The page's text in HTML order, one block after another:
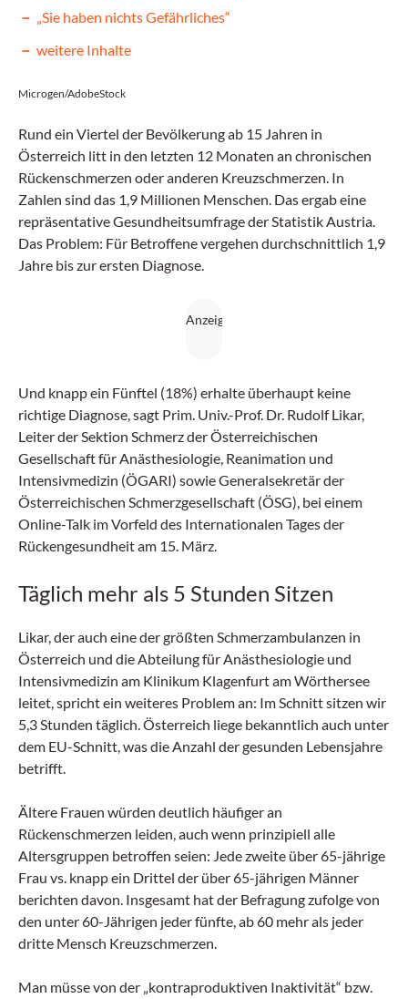
„Sie haben nichts Gefährliches“
weitere Inhalte
Microgen/AdobeStock
Rund ein Viertel der Bevölkerung ab 15 Jahren in
Österreich litt in den letzten 12 Monaten an chronischen
Rückenschmerzen oder anderen Kreuzschmerzen. In
Zahlen sind das 1,9 Millionen Menschen. Das ergab eine
repräsentative Gesundheitsumfrage der Statistik Austria.
Das Problem: Für Betroffene vergehen durchschnittlich 1,9
Jahre bis zur ersten Diagnose.
Und knapp ein Fünftel (18%) erhalte überhaupt keine
richtige Diagnose, sagt Prim. Univ.-Prof. Dr. Rudolf Likar,
Leiter der Sektion Schmerz der Österreichischen
Gesellschaft für Anästhesiologie, Reanimation und
Intensivmedizin (ÖGARI) sowie Generalsekretär der
Österreichischen Schmerzgesellschaft (ÖSG), bei einem
Online-Talk im Vorfeld des Internationalen Tages der
Rückengesundheit am 15. März.
Täglich mehr als 5 Stunden Sitzen
Likar, der auch eine der größten Schmerzambulanzen in
Österreich und die Abteilung für Anästhesiologie und
Intensivmedizin am Klinikum Klagenfurt am Wörthersee
leitet, spricht ein weiteres Problem an: Im Schnitt sitzen wir
5,3 Stunden täglich. Österreich liege bekanntlich auch unter
dem EU-Schnitt, was die Anzahl der gesunden Lebensjahre
betrifft.
Ältere Frauen würden deutlich häufiger an
Rückenschmerzen leiden, auch wenn prinzipiell alle
Altersgruppen betroffen seien: Jede zweite über 65-jährige
Frau vs. knapp ein Drittel der über 65-jährigen Männer
berichten davon. Insgesamt hat der Befragung zufolge von
den unter 60-Jährigen jeder fünfte, ab 60 mehr als jeder
dritte Mensch Kreuzschmerzen.
Man müsse von der „kontraproduktiven Inaktivität“ bzw.